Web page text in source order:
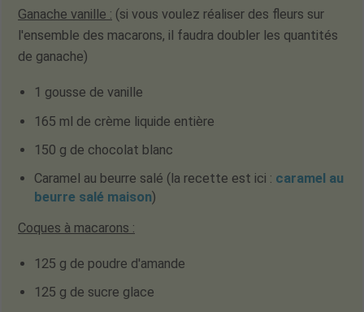
Ganache vanille : (si vous voulez réaliser des fleurs sur
l'ensemble des macarons, il faudra doubler les quantités
de ganache)
1 gousse de vanille
165 ml de crème liquide entière
150 g de chocolat blanc
Caramel au beurre salé (la recette est ici : caramel au
beurre salé maison)
Coques à macarons :
125 g de poudre d'amande
125 g de sucre glace